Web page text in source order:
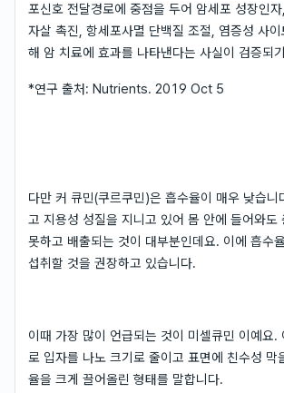
포신호 전달경로에 중점을 두어 암세포 성장인
자살 촉진, 항세포사멸 단백질 조절, 염증성 사
해 암 치료에 효과를 나타낸다는 사실이 검증되
*연구 출처: Nutrients. 2019 Oct 5
다만 커 큐민(쿠르쿠민)은 흡수율이 매우 낮습니
고 지용성 성질을 지니고 있어 몸 안에 들어와도
못하고 배출되는 것이 대부분인데요. 이에 흡수
섭취할 것을 권장하고 있습니다.
이때 가장 많이 언급되는 것이 미셀큐민 이예요.
로 입자를 나노 크기로 줄이고 표면에 친수성 막
율을 크게 끌어올린 형태를 말합니다.